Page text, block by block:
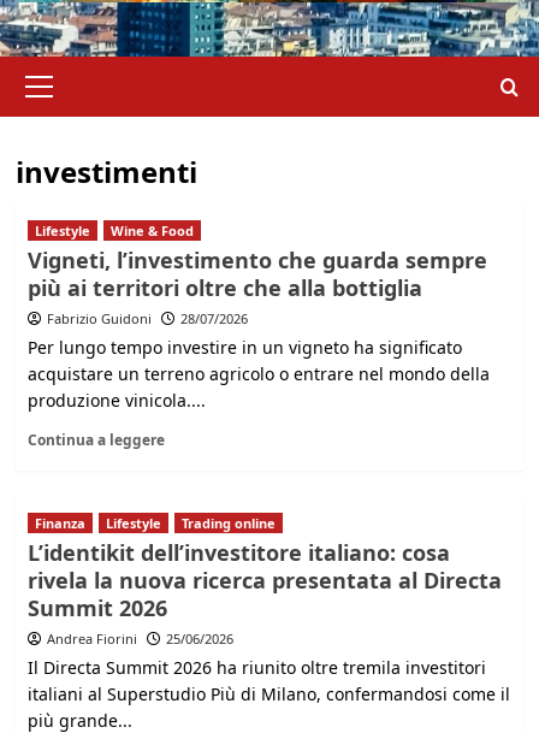
principale
investimenti
Lifestyle Wine & Food
Vigneti, l’investimento che guarda sempre
più ai territori oltre che alla bottiglia
Fabrizio Guidoni 28/07/2026
Per lungo tempo investire in un vigneto ha significato
acquistare un terreno agricolo o entrare nel mondo della
produzione vinicola....
Continua a leggere
Finanza Lifestyle Trading online
L’identikit dell’investitore italiano: cosa
rivela la nuova ricerca presentata al Directa
Summit 2026
Andrea Fiorini 25/06/2026
Il Directa Summit 2026 ha riunito oltre tremila investitori
italiani al Superstudio Più di Milano, confermandosi come il
più grande...